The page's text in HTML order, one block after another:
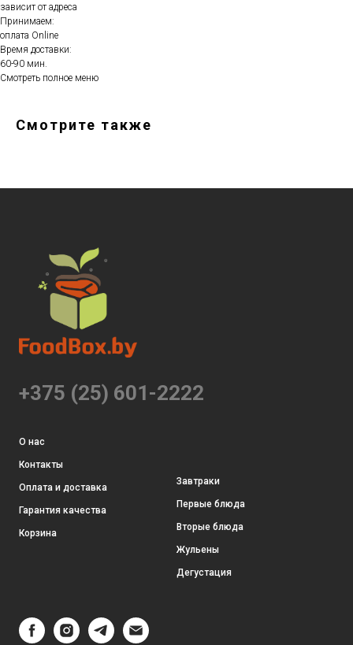
зависит от адреса
Принимаем:
оплата Online
Время доставки:
60-90 мин.
Смотреть полное меню
Смотрите также
+375 (25) 601-2222
О нас
Контакты
Оплата и доставка
Гарантия качества
Корзина
Завтраки
Первые блюда
Вторые блюда
Жульены
Дегустация